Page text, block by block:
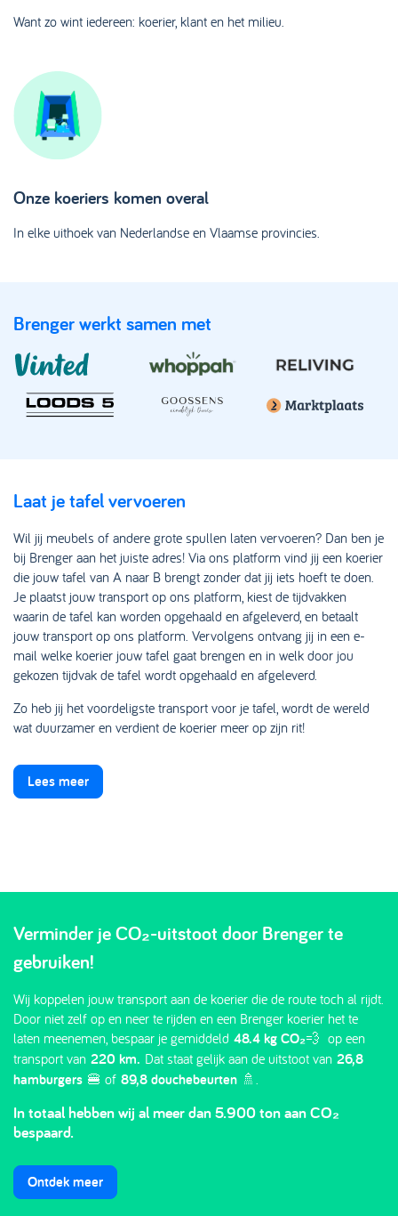
Want zo wint iedereen: koerier, klant en het milieu.
Onze koeriers komen overal
In elke uithoek van Nederlandse en Vlaamse provincies.
Brenger werkt samen met
Laat je tafel vervoeren
Wil jij meubels of andere grote spullen laten vervoeren? Dan ben je
bij Brenger aan het juiste adres! Via ons platform vind jij een koerier
die jouw tafel van A naar B brengt zonder dat jij iets hoeft te doen.
Je plaatst jouw transport op ons platform, kiest de tijdvakken
waarin de tafel kan worden opgehaald en afgeleverd, en betaalt
jouw transport op ons platform. Vervolgens ontvang jij in een e-
mail welke koerier jouw tafel gaat brengen en in welk door jou
gekozen tijdvak de tafel wordt opgehaald en afgeleverd.
Zo heb jij het voordeligste transport voor je tafel, wordt de wereld
wat duurzamer en verdient de koerier meer op zijn rit!
Lees meer
Verminder je CO₂-uitstoot door Brenger te
gebruiken!
Wij koppelen jouw transport aan de koerier die de route toch al rijdt.
Door niet zelf op en neer te rijden en een Brenger koerier het te
laten meenemen, bespaar je gemiddeld 48.4 kg CO₂💨 op een
transport van 220 km. Dat staat gelijk aan de uitstoot van 26,8
hamburgers 🍔 of 89,8 douchebeurten 🚿.
In totaal hebben wij al meer dan 5.900 ton aan CO₂
bespaard.
Ontdek meer